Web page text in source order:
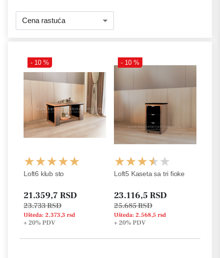
Cena rastuća
Loft6 klub sto
- 10 %
21.359,7 RSD
23.733 RSD
Ušteda: 2.373,3 rsd
+ 20%PDV
Loft5 Kaseta sa tri fioke
- 10 %
23.116,5 RSD
25.685 RSD
Ušteda: 2.568,5 rsd
+ 20%PDV